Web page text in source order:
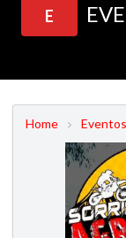
E
Home Eventos